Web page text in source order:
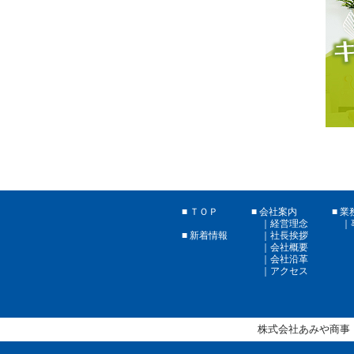
ＴＯＰ
新着情報
会社案内
経営理念
社長挨拶
会社概要
会社沿革
アクセス
業
株式会社あみや商事